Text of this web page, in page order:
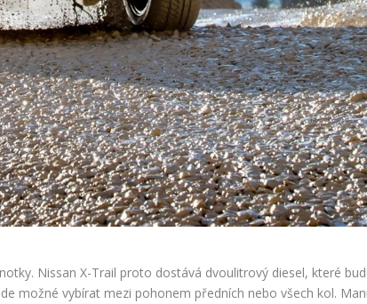
Nissan X-Trail proto dostává dvoulitrový diesel, které
možné vybírat mezi pohonem předních nebo všech kol.